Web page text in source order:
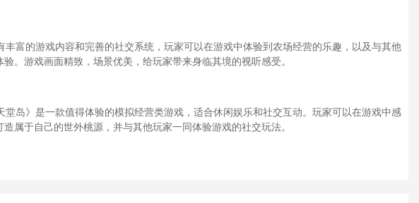
富的游戏内容和完善的社交系统，玩家可以在游戏中体验到农场经营的乐趣，以及与其他
。游戏画面精致，场景优美，给玩家带来身临其境的视听感受。
岛》是一款值得体验的模拟经营类游戏，适合休闲娱乐和社交互动。玩家可以在游戏中感
属于自己的世外桃源，并与其他玩家一同体验游戏的社交玩法。